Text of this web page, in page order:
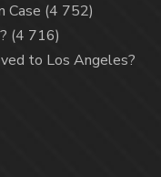
Case (4 752)
(4 716)
to Los Angeles?